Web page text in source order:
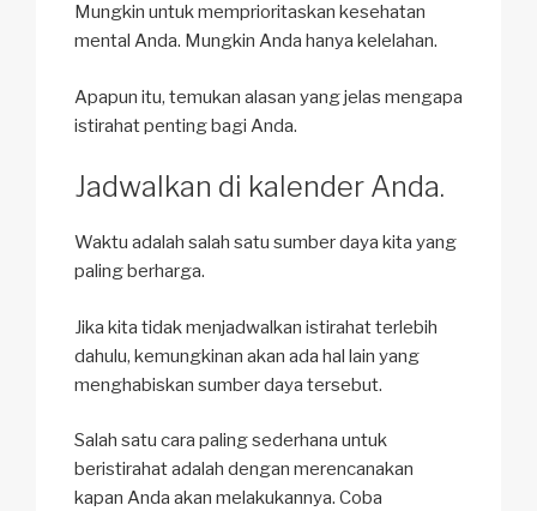
Mungkin untuk memprioritaskan kesehatan
mental Anda. Mungkin Anda hanya kelelahan.
Apapun itu, temukan alasan yang jelas mengapa
istirahat penting bagi Anda.
Jadwalkan di kalender Anda.
Waktu adalah salah satu sumber daya kita yang
paling berharga.
Jika kita tidak menjadwalkan istirahat terlebih
dahulu, kemungkinan akan ada hal lain yang
menghabiskan sumber daya tersebut.
Salah satu cara paling sederhana untuk
beristirahat adalah dengan merencanakan
kapan Anda akan melakukannya. Coba